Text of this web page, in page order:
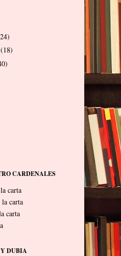
(18)
CARDENALES
carta
la carta
carta
DUBIA